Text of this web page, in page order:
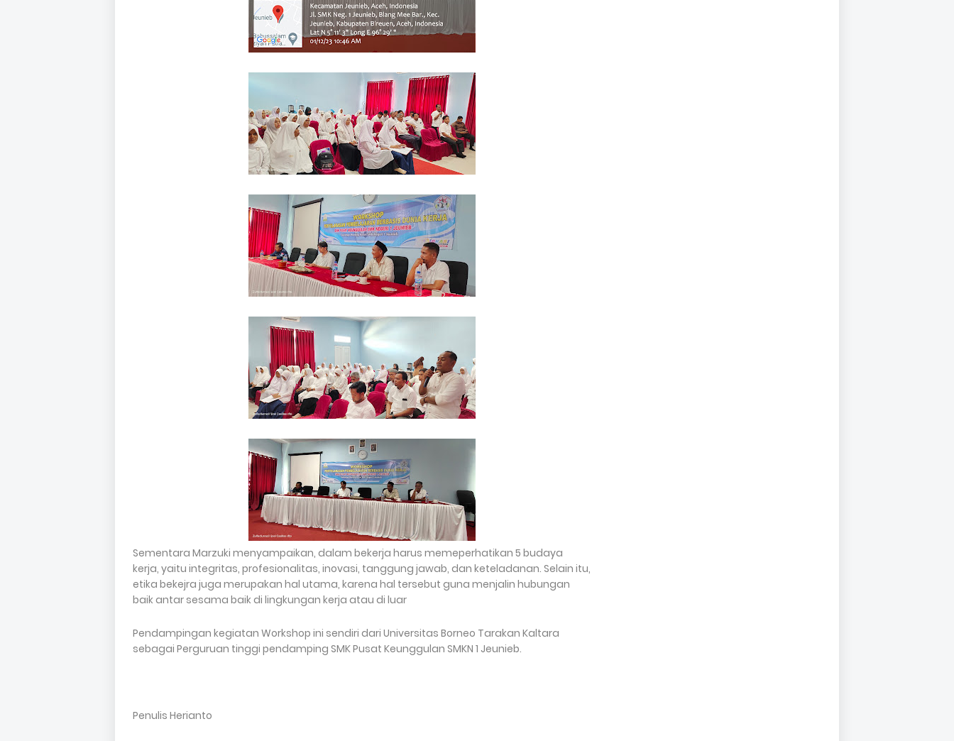
Sementara Marzuki menyampaikan, dalam bekerja harus memeperhatikan 5 budaya
kerja, yaitu integritas, profesionalitas, inovasi, tanggung jawab, dan keteladanan. Selain itu,
etika bekejra juga merupakan hal utama, karena hal tersebut guna menjalin hubungan
baik antar sesama baik di lingkungan kerja atau di luar
Pendampingan kegiatan Workshop ini sendiri dari Universitas Borneo Tarakan Kaltara
sebagai Perguruan tinggi pendamping SMK Pusat Keunggulan SMKN 1 Jeunieb.
Penulis Herianto